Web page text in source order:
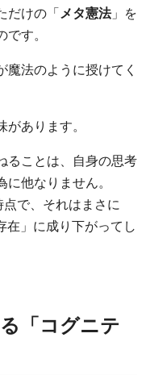
だけの「メタ憲法」を
す。
法のように授けてく
あります。
ることは、自身の思考
他なりません。
で、それはまさに
在」に成り下がってし
「コグニテ